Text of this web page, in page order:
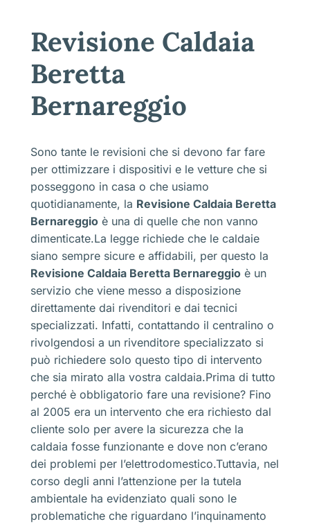
Revisione Caldaia
Beretta
Bernareggio
Sono tante le revisioni che si devono far fare
per ottimizzare i dispositivi e le vetture che si
posseggono in casa o che usiamo
quotidianamente, la Revisione Caldaia Beretta
Bernareggio è una di quelle che non vanno
dimenticate.La legge richiede che le caldaie
siano sempre sicure e affidabili, per questo la
Revisione Caldaia Beretta Bernareggio è un
servizio che viene messo a disposizione
direttamente dai rivenditori e dai tecnici
specializzati. Infatti, contattando il centralino o
rivolgendosi a un rivenditore specializzato si
può richiedere solo questo tipo di intervento
che sia mirato alla vostra caldaia.Prima di tutto
perché è obbligatorio fare una revisione? Fino
al 2005 era un intervento che era richiesto dal
cliente solo per avere la sicurezza che la
caldaia fosse funzionante e dove non c’erano
dei problemi per l’elettrodomestico.Tuttavia, nel
corso degli anni l’attenzione per la tutela
ambientale ha evidenziato quali sono le
problematiche che riguardano l’inquinamento